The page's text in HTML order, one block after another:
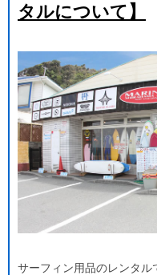
タルについて】
サーフィン用品のレンタル